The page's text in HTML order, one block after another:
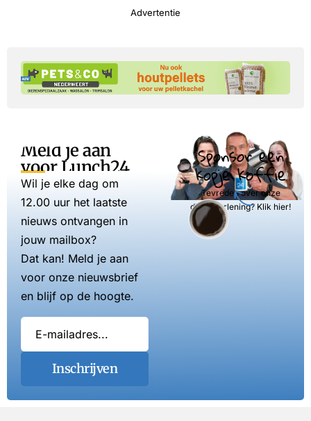
Advertentie
Meld je aan
voor Lunch24
Wil je elke dag om
12.00 uur het laatste
nieuws ontvangen in
jouw mailbox?
Dat kan! Meld je aan
voor onze nieuwsbrief
en blijf op de hoogte.
Inschrijven
Sponsor een
kopje koffie
Tevreden over onze
dienstverlening? Klik hier!